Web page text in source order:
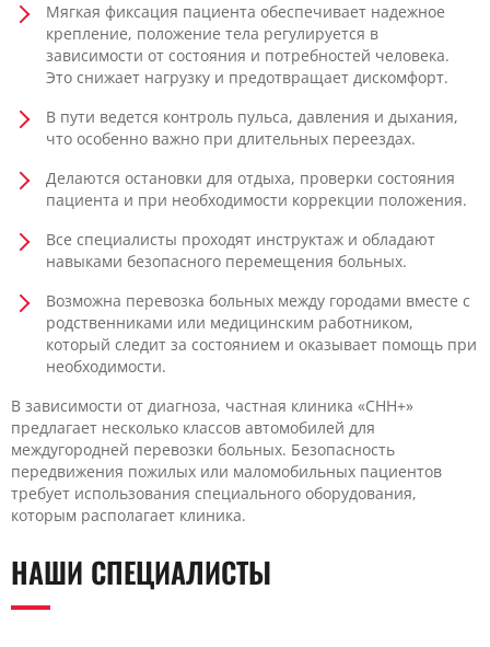
Мягкая фиксация пациента обеспечивает надежное
крепление, положение тела регулируется в
зависимости от состояния и потребностей человека.
Это снижает нагрузку и предотвращает дискомфорт.
В пути ведется контроль пульса, давления и дыхания,
что особенно важно при длительных переездах.
Делаются остановки для отдыха, проверки состояния
пациента и при необходимости коррекции положения.
Все специалисты проходят инструктаж и обладают
навыками безопасного перемещения больных.
Возможна перевозка больных между городами вместе с
родственниками или медицинским работником,
который следит за состоянием и оказывает помощь при
необходимости.
В зависимости от диагноза, частная клиника «CHH+»
предлагает несколько классов автомобилей для
междугородней перевозки больных. Безопасность
передвижения пожилых или маломобильных пациентов
требует использования специального оборудования,
которым располагает клиника.
НАШИ СПЕЦИАЛИСТЫ